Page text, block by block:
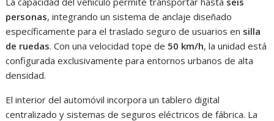
personas, integrando un sistema de anclaje diseñado
específicamente para el traslado seguro de usuarios en silla
de ruedas. Con una velocidad tope de 50 km/h, la unidad está
configurada exclusivamente para entornos urbanos de alta
densidad.
El interior del automóvil incorpora un tablero digital
centralizado y sistemas de seguros eléctricos de fábrica. La